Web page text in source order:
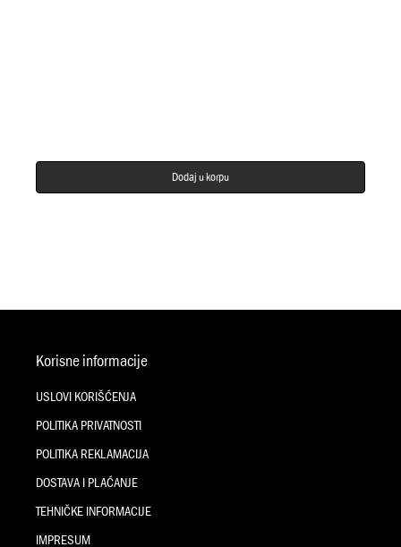
Dodaj u korpu
Korisne informacije
USLOVI KORIŠĆENJA
POLITIKA PRIVATNOSTI
POLITIKA REKLAMACIJA
DOSTAVA I PLAĆANJE
TEHNIČKE INFORMACIJE
IMPRESUM